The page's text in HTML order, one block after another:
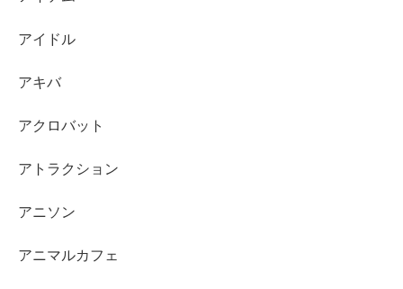
アイドル
アキバ
アクロバット
アトラクション
アニソン
アニマルカフェ